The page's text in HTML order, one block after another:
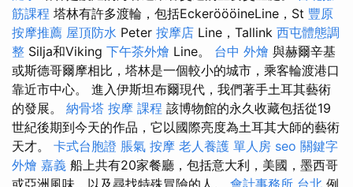
筋課程 塔林有許多渡輪，包括EckeröööineLine，St 豐原
按摩推薦 屋頂防水 Peter 按摩店 Line，Tallink 西屯體態調
整 Silja和Viking 下午茶外燴 Line。 台中 外燴 與赫爾辛基
或斯德哥爾摩相比，塔林是一個較小的城市，乘客輪渡港口
靠近市中心。 進入伊斯坦布爾現代，我們著手土耳其藝術
的發展。 納骨塔 按摩 課程 該博物館的永久收藏包括從19
世紀後期到今天的作品，它以國際亮度為土耳其大師的藝術
天才。 卡式台胞證 脹氣 按摩 老人養護 單人房 seo 關鍵字
外燴 嘉義 船上共有20家餐廳，包括意大利，美國，墨西哥
或亞洲風味，以及尋找特殊冒險的人。 會計事務所 台北 例